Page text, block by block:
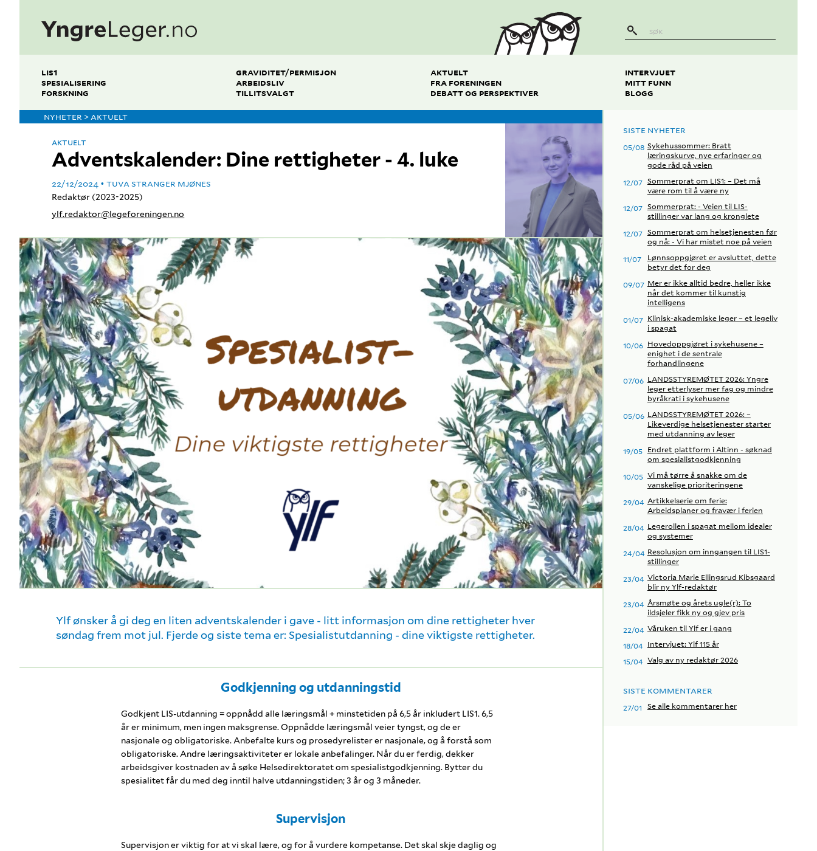
LIS1
SPESIALISERING
FORSKNING
GRAVIDITET/PERMISJON
ARBEIDSLIV
TILLITSVALGT
AKTUELT
FRA FORENINGEN
DEBATT OG PERSPEKTIVER
INTERVJUET
MITT FUNN
BLOGG
NYHETER > AKTUELT
Adventskalender: Dine rettigheter - 4. luke
AKTUELT
22/12/2024 TUVA STRANGER MJØNES
Redaktør (2023-2025)
ylf.redaktor@legeforeningen.no
Ylf ønsker å gi deg en liten adventskalender i gave - litt informasjon om dine rettigheter hver
søndag frem mot jul. Fjerde og siste tema er: Spesialistutdanning - dine viktigste rettigheter.
Godkjenning og utdanningstid
Godkjent LIS-utdanning = oppnådd alle læringsmål + minstetiden på 6,5 år inkludert LIS1. 6,5
år er minimum, men ingen maksgrense. Oppnådde læringsmål veier tyngst, og de er
nasjonale og obligatoriske. Anbefalte kurs og prosedyrelister er nasjonale, og å forstå som
obligatoriske. Andre læringsaktiviteter er lokale anbefalinger. Når du er ferdig, dekker
arbeidsgiver kostnaden av å søke Helsedirektoratet om spesialistgodkjenning. Bytter du
spesialitet får du med deg inntil halve utdanningstiden; 3 år og 3 måneder.
Supervisjon
Supervisjon er viktig for at vi skal lære, og for å vurdere kompetanse. Det skal skje daglig og
SISTE NYHETER
05/08 Sykehussommer: Bratt
læringskurve, nye erfaringer og
gode råd på veien
12/07 Sommerprat om LIS1: – Det må
være rom til å være ny
12/07 Sommerprat: - Veien til LIS-
stillinger var lang og kronglete
12/07 Sommerprat om helsetjenesten før
og nå: - Vi har mistet noe på veien
11/07
Lønnsoppgjøret er avsluttet, dette
betyr det for deg
09/07 Mer er ikke alltid bedre, heller ikke
når det kommer til kunstig
intelligens
01/07 Klinisk-akademiske leger – et legeliv
i spagat
10/06 Hovedoppgjøret i sykehusene –
enighet i de sentrale
forhandlingene
07/06 LANDSSTYREMØTET 2026: Yngre
leger etterlyser mer fag og mindre
byråkrati i sykehusene
05/06 LANDSSTYREMØTET 2026: –
Likeverdige helsetjenester starter
med utdanning av leger
19/05 Endret plattform i Altinn - søknad
om spesialistgodkjenning
10/05 Vi må tørre å snakke om de
vanskelige prioriteringene
29/04 Artikkelserie om ferie:
Arbeidsplaner og fravær i ferien
28/04 Legerollen i spagat mellom idealer
og systemer
24/04 Resolusjon om inngangen til LIS1-
stillinger
23/04 Victoria Marie Ellingsrud Kibsgaard
blir ny Ylf-redaktør
23/04 Årsmøte og årets ugle(r): To
ildsjeler fikk ny og gjev pris
22/04 Våruken til Ylf er i gang
18/04 Intervjuet: Ylf 115 år
15/04 Valg av ny redaktør 2026
SISTE KOMMENTARER
27/01 Se alle kommentarer her